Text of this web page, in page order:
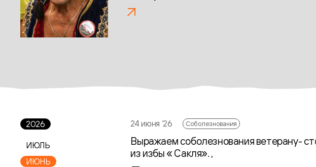
2026
ИЮЛЬ
ИЮНЬ
24 июня ‘26 Соболезнования
Выражаем соболезнования ветерану-
из избы « Сакля». ,